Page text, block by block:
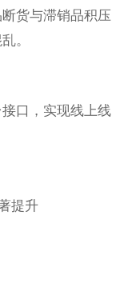
货与滞销品积压
。
口，实现线上线
提升